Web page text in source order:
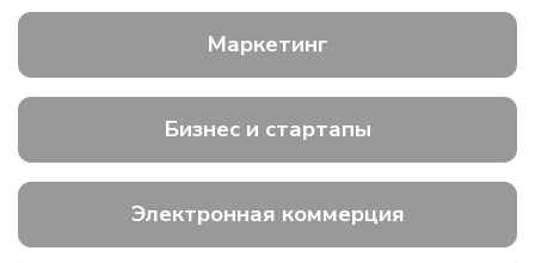
Маркетинг
Бизнес и стартапы
Электронная коммерция